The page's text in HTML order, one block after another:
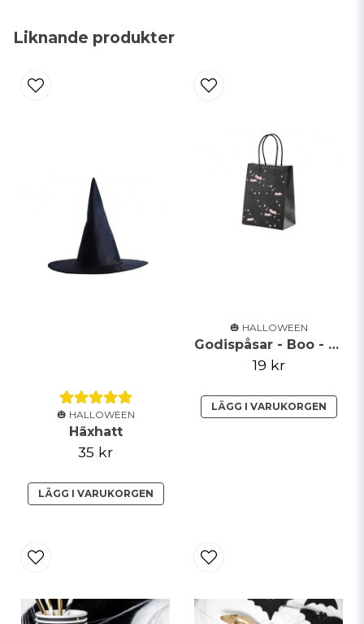
Liknande produkter
🎃 HALLOWEEN
Häxhatt
35 kr
LÄGG I VARUKORGEN
🎃 HALLOWEEN
Godispåsar - Boo - Svart
19 kr
LÄGG I VARUKORGEN